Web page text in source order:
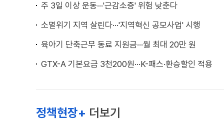
주 3일 이상 운동···'근감소증' 위험 낮춘다
소멸위기 지역 살린다···'지역혁신 공모사업' 시행
육아기 단축근무 동료 지원금···월 최대 20만 원
GTX-A 기본요금 3천200원···K-패스·환승할인 적용
정책현장+ 더보기